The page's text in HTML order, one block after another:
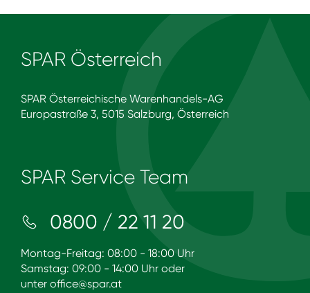
SPAR Österreich
SPAR Österreichische Warenhandels-AG
Europastraße 3, 5015 Salzburg, Österreich
SPAR Service Team
0800 / 22 11 20
Montag-Freitag: 08:00 - 18:00 Uhr
Samstag: 09:00 - 14:00 Uhr oder
unter office@spar.at